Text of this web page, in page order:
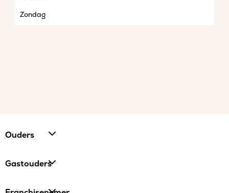
Zondag
Ouders
Gastouders